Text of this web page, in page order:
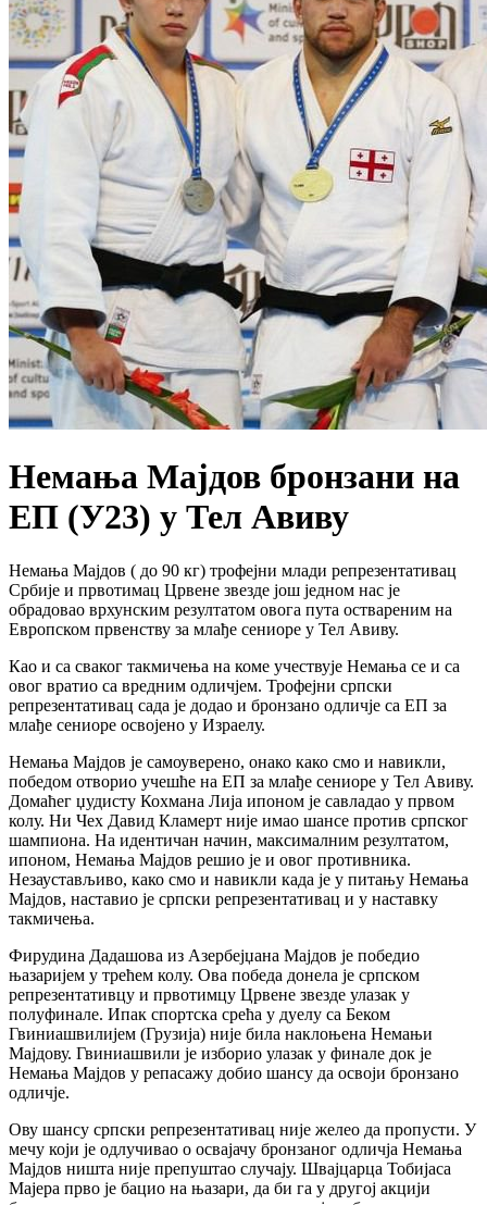
Немања Мајдов бронзани на
ЕП (У23) у Тел Авиву
Немања Мајдов ( до 90 кг) трофејни млади репрезентативац
Србије и првотимац Црвене звезде још једном нас је
обрадовао врхунским резултатом овога пута оствареним на
Европском првенству за млађе сениоре у Тел Авиву.
Као и са сваког такмичења на коме учествује Немања се и са
овог вратио са вредним одличјем. Трофејни српски
репрезентативац сада је додао и бронзано одличје са ЕП за
млађе сениоре освојено у Израелу.
Немања Мајдов је самоуверено, онако како смо и навикли,
победом отворио учешће на ЕП за млађе сениоре у Тел Авиву.
Домаћег џудисту Кохмана Лија ипоном је савладао у првом
колу. Ни Чех Давид Кламерт није имао шансе против српског
шампиона. На идентичан начин, максималним резултатом,
ипоном, Немања Мајдов решио је и овог противника.
Незаустављиво, како смо и навикли када је у питању Немања
Мајдов, наставио је српски репрезентативац и у наставку
такмичења.
Фирудина Дадашова из Азербејџана Мајдов је победио
њазаријем у трећем колу. Ова победа донела је српском
репрезентативцу и првотимцу Црвене звезде улазак у
полуфинале. Ипак спортска срећа у дуелу са Беком
Гвиниашвилијем (Грузија) није била наклоњена Немањи
Мајдову. Гвиниашвили је изборио улазак у финале док је
Немања Мајдов у репасажу добио шансу да освоји бронзано
одличје.
Ову шансу српски репрезентативац није желео да пропусти. У
мечу који је одлучивао о освајачу бронзаног одличја Немања
Мајдов ништа није препуштао случају. Швајцарца Тобијаса
Мајера прво је бацио на њазари, да би га у другој акцији